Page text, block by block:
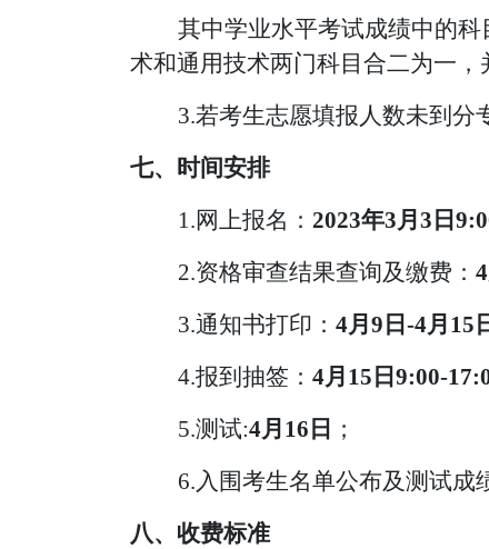
其中学业水平考试成绩中的科
术和通用技术两门科目合二为一，
3.若考生志愿填报人数未到分
七、 时间安排
1.网上报名： 2023年3月3日
2.资格审查结果查询及缴费：
3.通知书打印： 4月9日-4月15
4.报到抽签： 4月15日9:00-
5.测试:4月 16日 ；
6.入围考生名单公布及测试成
八、收费标准